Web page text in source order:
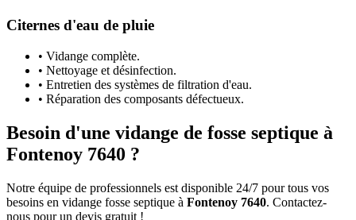
Citernes d'eau de pluie
• Vidange complète.
• Nettoyage et désinfection.
• Entretien des systèmes de filtration d'eau.
• Réparation des composants défectueux.
Besoin d'une vidange de fosse septique à
Fontenoy 7640 ?
Notre équipe de professionnels est disponible 24/7 pour tous vos
besoins en vidange fosse septique à Fontenoy 7640. Contactez-
nous pour un devis gratuit !